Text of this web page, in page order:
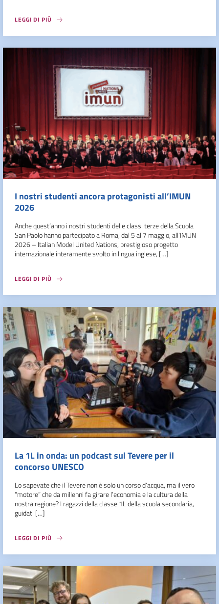
LEGGI DI PIÙ
I nostri studenti ancora protagonisti all’IMUN
2026
Anche quest’anno i nostri studenti delle classi terze della Scuola
San Paolo hanno partecipato a Roma, dal 5 al 7 maggio, all’IMUN
2026 – Italian Model United Nations, prestigioso progetto
internazionale interamente svolto in lingua inglese, […]
LEGGI DI PIÙ
La 1L in onda: un podcast sul Tevere per il
concorso UNESCO
Lo sapevate che il Tevere non è solo un corso d’acqua, ma il vero
“motore” che da millenni fa girare l’economia e la cultura della
nostra regione? I ragazzi della classe 1L della scuola secondaria,
guidati […]
LEGGI DI PIÙ